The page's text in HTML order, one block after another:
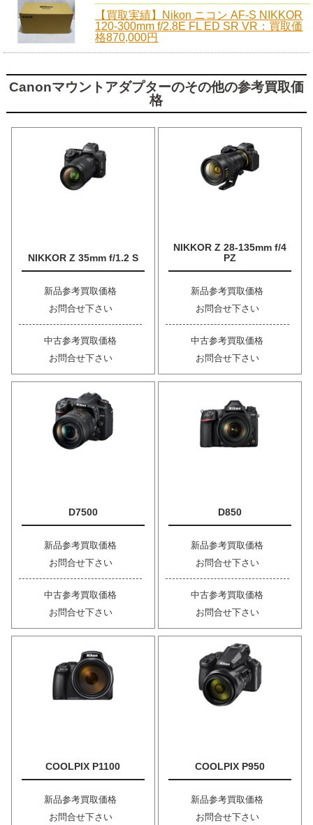
【買取実績】Nikon ニコン AF-S NIKKOR
120-300mm f/2.8E FL ED SR VR：買取価
格870,000円
Canonマウントアダプターのその他の参考買取価
格
NIKKOR Z 35mm f/1.2 S
新品参考買取価格
お問合せ下さい
中古参考買取価格
お問合せ下さい
NIKKOR Z 28-135mm f/4
PZ
新品参考買取価格
お問合せ下さい
中古参考買取価格
お問合せ下さい
D7500
新品参考買取価格
お問合せ下さい
中古参考買取価格
お問合せ下さい
D850
新品参考買取価格
お問合せ下さい
中古参考買取価格
お問合せ下さい
COOLPIX P1100
新品参考買取価格
お問合せ下さい
COOLPIX P950
新品参考買取価格
お問合せ下さい